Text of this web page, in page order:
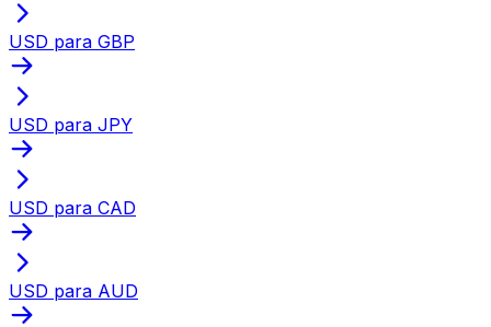
USD para GBP
USD para JPY
USD para CAD
USD para AUD